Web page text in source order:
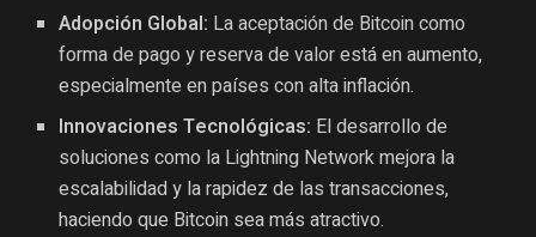
Adopción Global: La aceptación de Bitcoin como
forma de pago y reserva de valor está en aumento,
especialmente en países con alta inflación.
Innovaciones Tecnológicas: El desarrollo de
soluciones como la Lightning Network mejora la
escalabilidad y la rapidez de las transacciones,
haciendo que Bitcoin sea más atractivo.